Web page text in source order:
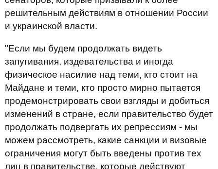
решительным действиям в отношении России
и украинской власти.
"Если мы будем продолжать видеть
запугивания, издевательства и иногда
физическое насилие над теми, кто стоит на
Майдане и теми, кто просто мирно пытается
продемонстрировать свои взгляды и добиться
изменений в стране, если правительство будет
продолжать подвергать их репрессиям - мы
можем рассмотреть, какие санкции и визовые
ограничения могут быть введены против тех
лиц в правительстве, которые действуют